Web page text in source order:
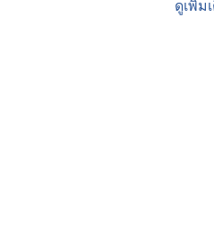
ดูเพิ่ม